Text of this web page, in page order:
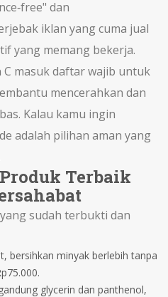
dan
iklan yang cuma jual
yang memang bekerja.
masuk daftar wajib untuk
mencerahkan dan
Kalau kamu ingin
adalah pilihan aman yang
Terbaik
sudah terbukti dan
bersihkan minyak berlebih tanpa
glycerin dan panthenol,